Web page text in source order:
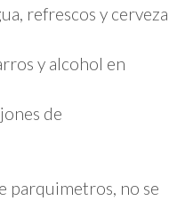
refrescos y cerveza
y alcohol en
de
parquimetros, no se